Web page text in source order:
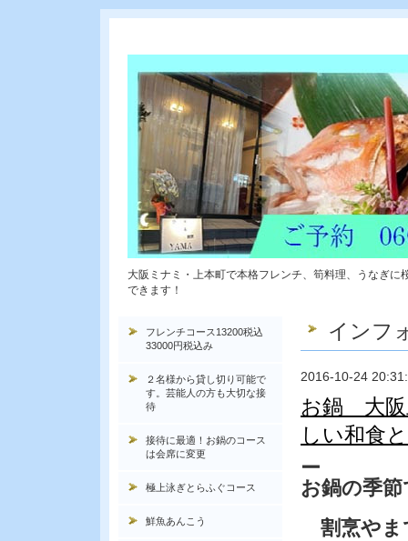
大阪ミナミ・上本町で本格フレンチ、筍料理、うなぎ
できます！
インフ
2016-10-24
お鍋 大阪
しい和食
ー
お鍋の季
割烹やま
フレンチコース13200税込
33000円税込み
２名様から貸し切り可能で
す。芸能人の方も大切な接
待
接待に最適！お鍋のコース
は会席に変更
極上泳ぎとらふぐコース
鮮魚あんこう